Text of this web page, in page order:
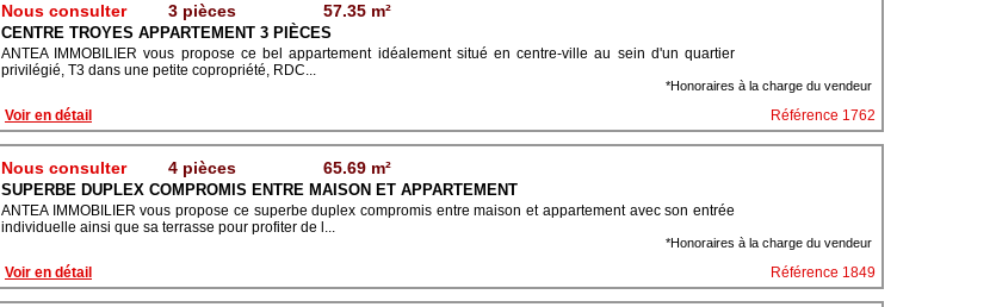
Nous consulter 3 pièces 57.35 m²
CENTRE TROYES APPARTEMENT 3 PIÈCES
ANTEA IMMOBILIER vous propose ce bel appartement idéalement situé en centre-ville au sein d'un quartier
privilégié, T3 dans une petite copropriété, RDC...
*Honoraires à la charge du vendeur
Voir en détail Référence 1762
Nous consulter 4 pièces 65.69 m²
SUPERBE DUPLEX COMPROMIS ENTRE MAISON ET APPARTEMENT
ANTEA IMMOBILIER vous propose ce superbe duplex compromis entre maison et appartement avec son entrée
individuelle ainsi que sa terrasse pour profiter de l...
*Honoraires à la charge du vendeur
Voir en détail Référence 1849